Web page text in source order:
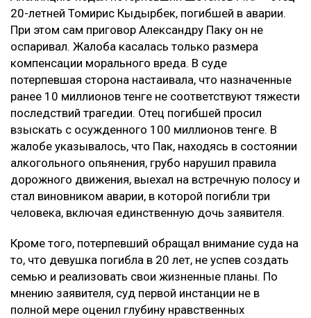
20-летней Томирис Кыдырбек, погибшей в аварии.
При этом сам приговор Александру Паку он не
оспаривал. Жалоба касалась только размера
компенсации морального вреда. В суде
потерпевшая сторона настаивала, что назначенные
ранее 10 миллионов тенге не соответствуют тяжести
последствий трагедии. Отец погибшей просил
взыскать с осужденного 100 миллионов тенге. В
жалобе указывалось, что Пак, находясь в состоянии
алкогольного опьянения, грубо нарушил правила
дорожного движения, выехал на встречную полосу и
стал виновником аварии, в которой погибли три
человека, включая единственную дочь заявителя.
Кроме того, потерпевший обращал внимание суда на
то, что девушка погибла в 20 лет, не успев создать
семью и реализовать свои жизненные планы. По
мнению заявителя, суд первой инстанции не в
полной мере оценил глубину нравственных